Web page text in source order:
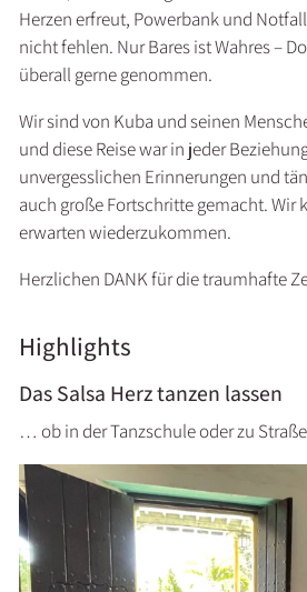
Herzen erfreut, Powerbank und
nicht fehlen. Nur Bares ist Wahres –
überall gerne genommen.
Wir sind von Kuba und seinen
und diese Reise war in jeder
unvergesslichen Erinnerungen und
auch große Fortschritte gemacht. Wir
erwarten wiederzukommen.
Herzlichen DANK für die traumhafte
Highlights
Das Salsa Herz tanzen lassen
… ob in der Tanzschule oder zu